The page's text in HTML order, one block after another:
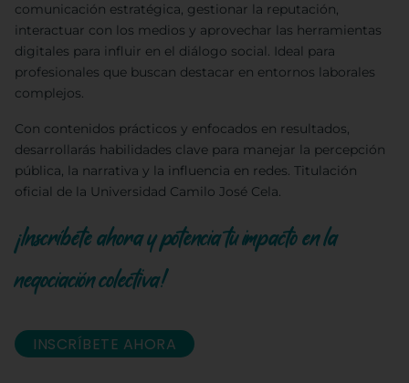
comunicación estratégica, gestionar la reputación,
interactuar con los medios y aprovechar las herramientas
digitales para influir en el diálogo social. Ideal para
profesionales que buscan destacar en entornos laborales
complejos.
Con contenidos prácticos y enfocados en resultados,
desarrollarás habilidades clave para manejar la percepción
pública, la narrativa y la influencia en redes. Titulación
oficial de la Universidad Camilo José Cela.
¡Inscríbete ahora y potencia tu impacto en la
negociación colectiva!
INSCRÍBETE AHORA